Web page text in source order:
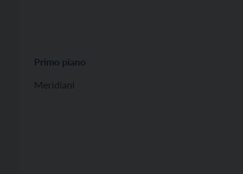
Primo piano
Meridiani